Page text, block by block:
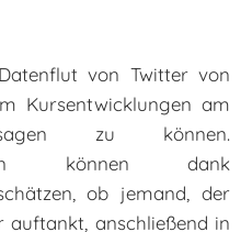
von Twitter von
Kursentwicklungen am
zu können.
können dank
ob jemand, der
auftankt, anschließend in